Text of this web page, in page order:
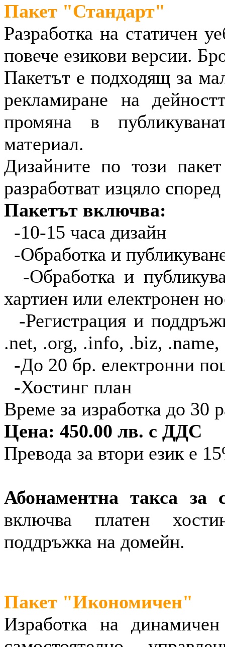
Пакет "Стандарт"
Разработка на статичен
повече езикови версии.
Пакетът е подходящ за
рекламиране на
промяна в
материал.
Дизайните по този
разработват изцяло
Пакетът включва:
-10-15 часа дизайн
-Обработка и
-Обработка и
хартиен или електронен
-Регистрация и
.net, .org, .info, .biz, .name,
-До 20 бр. електронни
-Хостинг план
Време за изработка до 30
Цена: 450.00 лв. с ДДС
Превода за втори език е
Абонаментна такса за
включва платен
поддръжка на домейн.
Пакет "Икономичен"
Изработка на